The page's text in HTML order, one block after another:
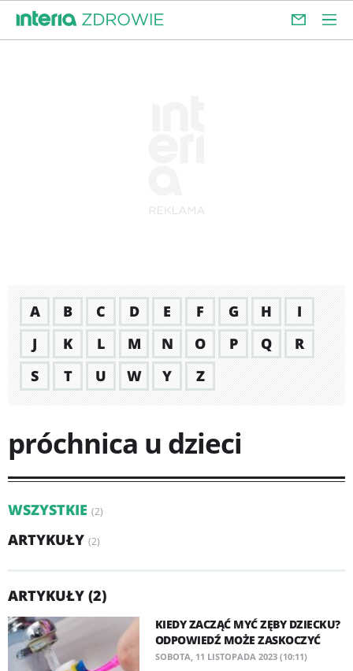
A B C D E F G H
I
J
K L M N O P Q
R
S
T U W Y Z
próchnica u dzieci
WSZYSTKIE (2)
ARTYKUŁY (2)
ARTYKUŁY (2)
KIEDY ZACZĄĆ MYĆ ZĘBY DZIECKU?
ODPOWIEDŹ MOŻE ZASKOCZYĆ
SOBOTA, 11 LISTOPADA 2023 (10:11)